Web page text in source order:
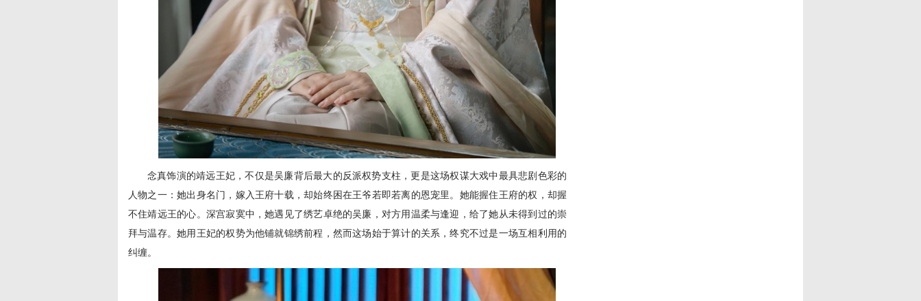
念真饰演的靖远王妃，不仅是吴廉背后最大的反派权势支柱，更是这场权谋大戏中最具悲剧色彩的
人物之一：她出身名门，嫁入王府十载，却始终困在王爷若即若离的恩宠里。她能握住王府的权，却握
不住靖远王的心。深宫寂寞中，她遇见了绣艺卓绝的吴廉，对方用温柔与逢迎，给了她从未得到过的崇
拜与温存。她用王妃的权势为他铺就锦绣前程，然而这场始于算计的关系，终究不过是一场互相利用的
纠缠。